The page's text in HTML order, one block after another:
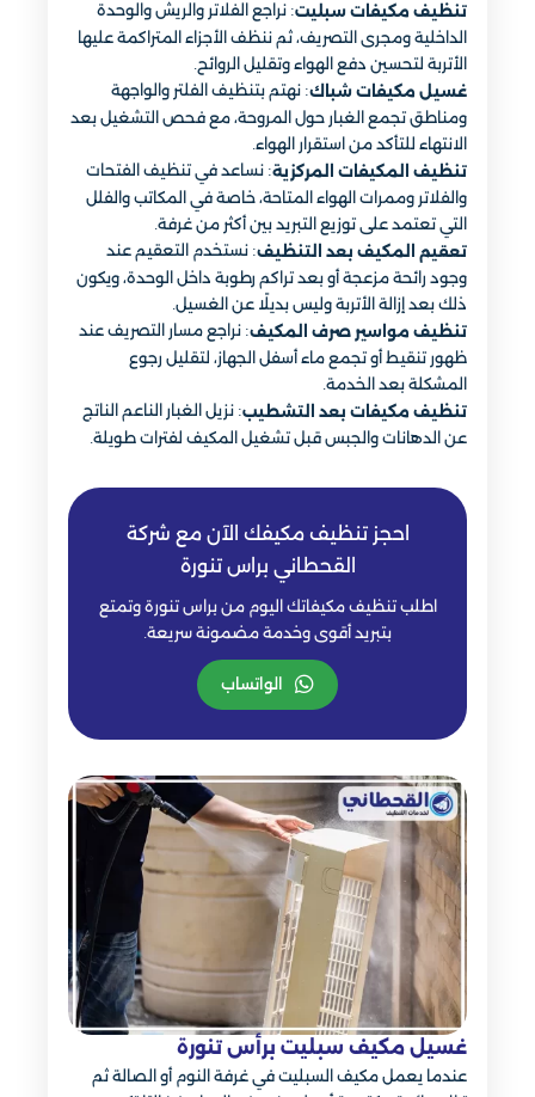
تنظيف مكيفات سبليت: نراجع الفلاتر والريش والوحدة
الداخلية ومجرى التصريف، ثم ننظف الأجزاء المتراكمة عليها
الأتربة لتحسين دفع الهواء وتقليل الروائح.
غسيل مكيفات شباك: نهتم بتنظيف الفلتر والواجهة
ومناطق تجمع الغبار حول المروحة، مع فحص التشغيل بعد
الانتهاء للتأكد من استقرار الهواء.
تنظيف المكيفات المركزية: نساعد في تنظيف الفتحات
والفلاتر وممرات الهواء المتاحة، خاصة في المكاتب والفلل
التي تعتمد على توزيع التبريد بين أكثر من غرفة.
تعقيم المكيف بعد التنظيف: نستخدم التعقيم عند
وجود رائحة مزعجة أو بعد تراكم رطوبة داخل الوحدة، ويكون
ذلك بعد إزالة الأتربة وليس بديلًا عن الغسيل.
تنظيف مواسير صرف المكيف: نراجع مسار التصريف عند
ظهور تنقيط أو تجمع ماء أسفل الجهاز، لتقليل رجوع
المشكلة بعد الخدمة.
تنظيف مكيفات بعد التشطيب: نزيل الغبار الناعم الناتج
عن الدهانات والجبس قبل تشغيل المكيف لفترات طويلة.
احجز تنظيف مكيفك الآن مع شركة
القحطاني براس تنورة
اطلب تنظيف مكيفاتك اليوم من براس تنورة وتمتع
بتبريد أقوى وخدمة مضمونة سريعة.
الواتساب
غسيل مكيف سبليت برأس تنورة
عندما يعمل مكيف السبليت في غرفة النوم أو الصالة ثم